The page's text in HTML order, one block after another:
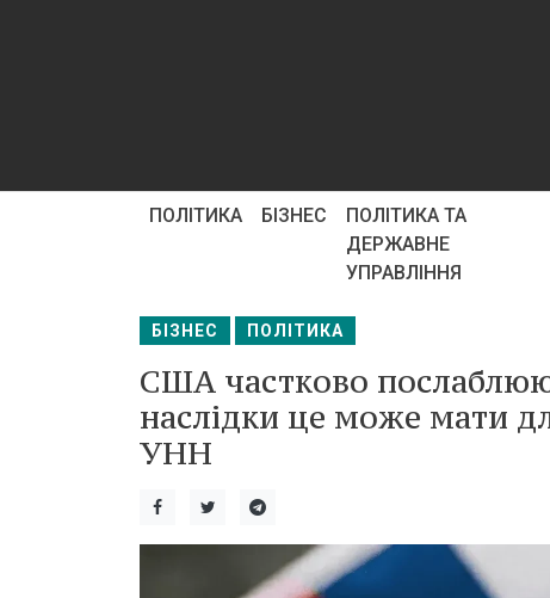
ПОЛІТИКА БІЗНЕС
ПОЛІТИКА ТА
ДЕРЖАВНЕ
УПРАВЛІННЯ
БІЗНЕС ПОЛІТИКА
США частково
наслідки це може мати
УНН